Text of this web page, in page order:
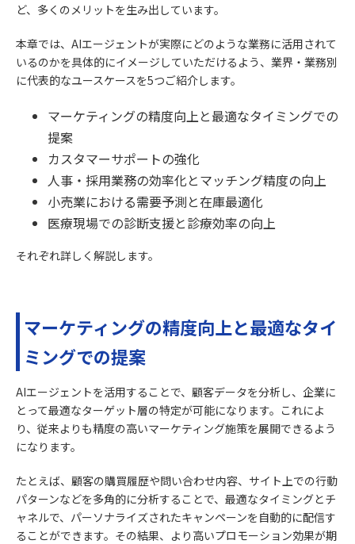
ど、多くのメリットを生み出しています。
本章では、AIエージェントが実際にどのような業務に活用されて
いるのかを具体的にイメージしていただけるよう、業界・業務別
に代表的なユースケースを5つご紹介します。
マーケティングの精度向上と最適なタイミングでの
提案
カスタマーサポートの強化
人事・採用業務の効率化とマッチング精度の向上
小売業における需要予測と在庫最適化
医療現場での診断支援と診療効率の向上
それぞれ詳しく解説します。
マーケティングの精度向上と最適なタイ
ミングでの提案
AIエージェントを活用することで、顧客データを分析し、企業に
とって最適なターゲット層の特定が可能になります。これによ
り、従来よりも精度の高いマーケティング施策を展開できるよう
になります。
たとえば、顧客の購買履歴や問い合わせ内容、サイト上での行動
パターンなどを多角的に分析することで、最適なタイミングとチ
ャネルで、パーソナライズされたキャンペーンを自動的に配信す
ることができます。その結果、より高いプロモーション効果が期